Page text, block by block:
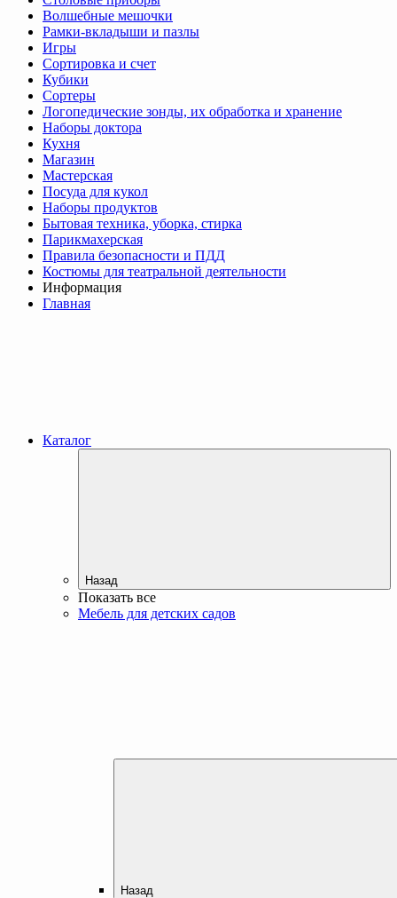
Волшебные мешочки
Рамки-вкладыши и пазлы
Игры
Сортировка и счет
Кубики
Сортеры
Логопедические зонды, их обработка и хранение
Наборы доктора
Кухня
Магазин
Мастерская
Посуда для кукол
Наборы продуктов
Бытовая техника, уборка, стирка
Парикмахерская
Правила безопасности и ПДД
Костюмы для театральной деятельности
Информация
Главная
Каталог
Назад
Показать все
Мебель для детских садов
Назад